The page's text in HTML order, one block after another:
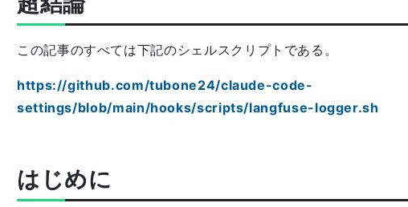
この記事のすべては下記のシェルスクリプトである。
https://github.com/tubone24/claude-code-
settings/blob/main/hooks/scripts/langfuse-logger.sh
はじめに